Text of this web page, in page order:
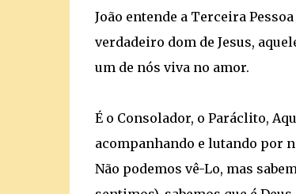
João entende a Terceira
verdadeiro dom de Jesus,
um de nós viva no amor.
É o Consolador, o Paráclito,
acompanhando e lutando por
Não podemos vê-Lo, mas